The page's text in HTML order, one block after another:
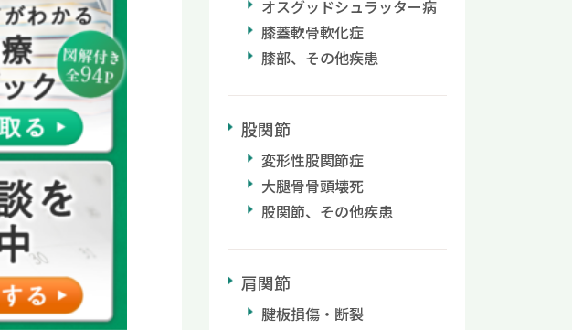
オスグッドシュラッター病
膝蓋軟骨軟化症
膝部、その他疾患
股関節
変形性股関節症
大腿骨骨頭壊死
股関節、その他疾患
肩関節
腱板損傷・断裂